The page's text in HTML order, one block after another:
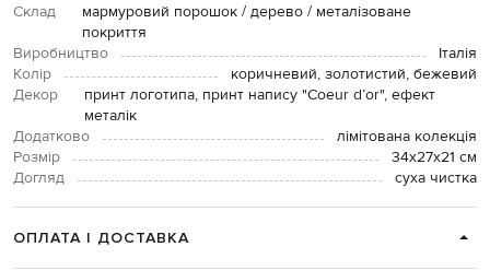
Склад
мармуровий порошок / дерево / металізоване
покриття
Виробництво
Італія
Колір
коричневий, золотистий, бежевий
Декор
принт логотипа, принт напису "Coeur d’or", ефект
металік
Додатково
лімітована колекція
Розмір
34х27х21 см
Догляд
суха чистка
ОПЛАТА І ДОСТАВКА